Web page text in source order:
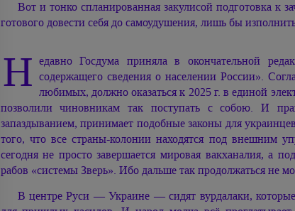
Вот и тонко спланированная закулисой подготовка к
готового довести себя до самоудушения, лишь бы
Н едавно Госдума приняла в окончательной
содержащего сведения о населении России».
любимых, должно оказаться к 2025 г. в единой
позволили чиновникам так поступать с собою. И
запаздыванием, принимает подобные законы для
того, что все страны-колонии находятся под внешним
сегодня не просто завершается мировая вакханалия, а
рабов «системы Зверь». Ибо дальше так продолжаться не
В центре Руси — Украине — сидят вурдалаки, которые